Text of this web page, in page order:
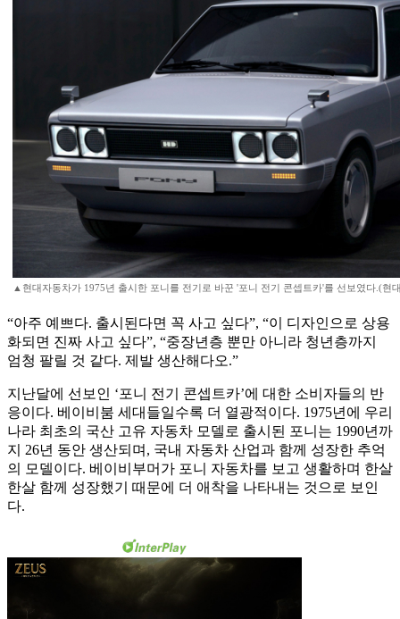
▲현대자동차가 1975년 출시한 포니를 전기로 바꾼 '포니 전기 콘셉트카'를 선보였다.(현
“아주 예쁘다. 출시된다면 꼭 사고 싶다”, “이 디자인으로 상용
화되면 진짜 사고 싶다”, “중장년층 뿐만 아니라 청년층까지
엄청 팔릴 것 같다. 제발 생산해다오.”
지난달에 선보인 ‘포니 전기 콘셉트카’에 대한 소비자들의 반
응이다. 베이비붐 세대들일수록 더 열광적이다. 1975년에 우리
나라 최초의 국산 고유 자동차 모델로 출시된 포니는 1990년까
지 26년 동안 생산되며, 국내 자동차 산업과 함께 성장한 추억
의 모델이다. 베이비부머가 포니 자동차를 보고 생활하며 한살
한살 함께 성장했기 때문에 더 애착을 나타내는 것으로 보인
다.